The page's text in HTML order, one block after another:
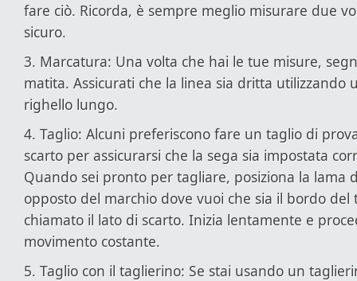
fare ciò. Ricorda, è sempre meglio misurare due
sicuro.
3. Marcatura: Una volta che hai le tue misure,
matita. Assicurati che la linea sia dritta utilizzando
righello lungo.
4. Taglio: Alcuni preferiscono fare un taglio di
scarto per assicurarsi che la sega sia impostata
Quando sei pronto per tagliare, posiziona la lama
opposto del marchio dove vuoi che sia il bordo del
chiamato il lato di scarto. Inizia lentamente e
movimento costante.
5. Taglio con il taglierino: Se stai usando un